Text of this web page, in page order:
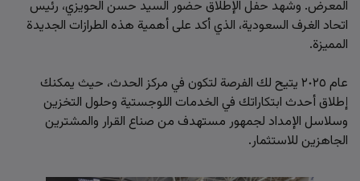
المعرض. وشهد حفل الإطلاق حضور السيد حسن الحويزي، رئيس
اتحاد الغرف السعودية، الذي أكد على أهمية هذه الطرازات الجديدة
المميزة.
عام ٢٠٢٥ يتيح لك الفرصة لتكون في مركز الحدث، حيث يمكنك
إطلاق أحدث ابتكاراتك في الخدمات اللوجستية وحلول التخزين
وسلاسل الإمداد لجمهور مستهدف من صناع القرار والمشترين
الجاهزين للاستثمار.